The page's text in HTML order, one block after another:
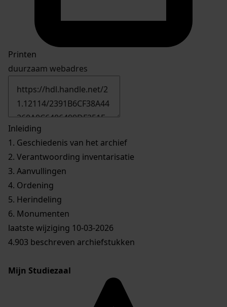
Printen
duurzaam webadres
Inleiding
1. Geschiedenis van het archief
2. Verantwoording inventarisatie
3. Aanvullingen
4. Ordening
5. Herindeling
6. Monumenten
laatste wijziging 10-03-2026
4.903 beschreven archiefstukken
Mijn Studiezaal